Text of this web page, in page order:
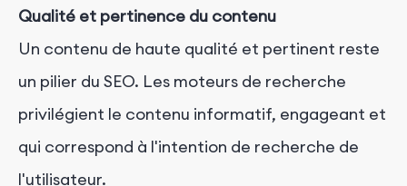
Qualité et pertinence du contenu
Un contenu de haute qualité et pertinent reste
un pilier du SEO. Les moteurs de recherche
privilégient le contenu informatif, engageant et
qui correspond à l'intention de recherche de
l'utilisateur.